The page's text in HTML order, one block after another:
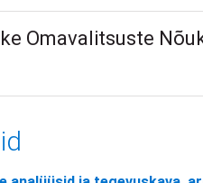
Omavalitsuste